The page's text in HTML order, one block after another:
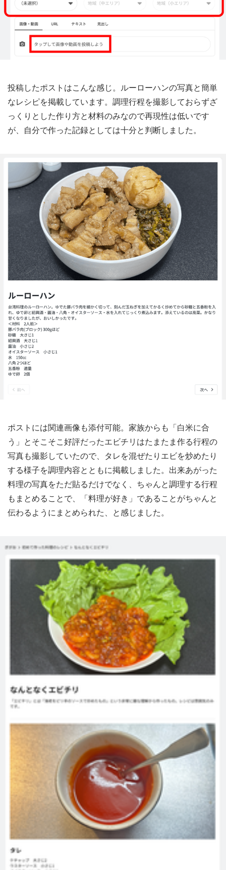
投稿したポストはこんな感じ。ルーローハンの写真と簡単
なレシピを掲載しています。調理行程を撮影しておらずざ
っくりとした作り方と材料のみなので再現性は低いです
が、自分で作った記録としては十分と判断しました。
ポストには関連画像も添付可能。家族からも「白米に合
う」とそこそこ好評だったエビチリはたまたま作る行程の
写真も撮影していたので、タレを混ぜたりエビを炒めたり
する様子を調理内容とともに掲載しました。出来あがった
料理の写真をただ貼るだけでなく、ちゃんと調理する行程
もまとめることで、「料理が好き」であることがちゃんと
伝わるようにまとめられた、と感じました。